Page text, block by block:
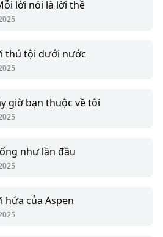
lời nói là lời thề
thú tội dưới nước
giờ bạn thuộc về tôi
như lần đầu
hứa của Aspen